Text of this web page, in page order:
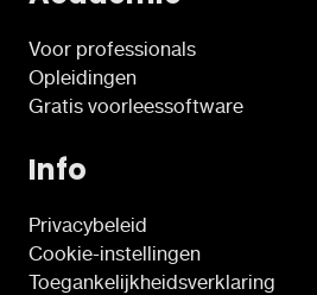
Voor professionals
Opleidingen
Gratis voorleessoftware
Info
Privacybeleid
Cookie-instellingen
Toegankelijkheidsverklaring